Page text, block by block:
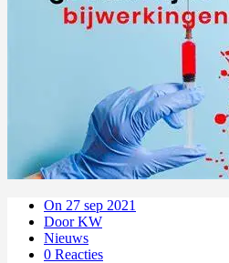
On 27 sep 2021
Door KW
Nieuws
0 Reacties